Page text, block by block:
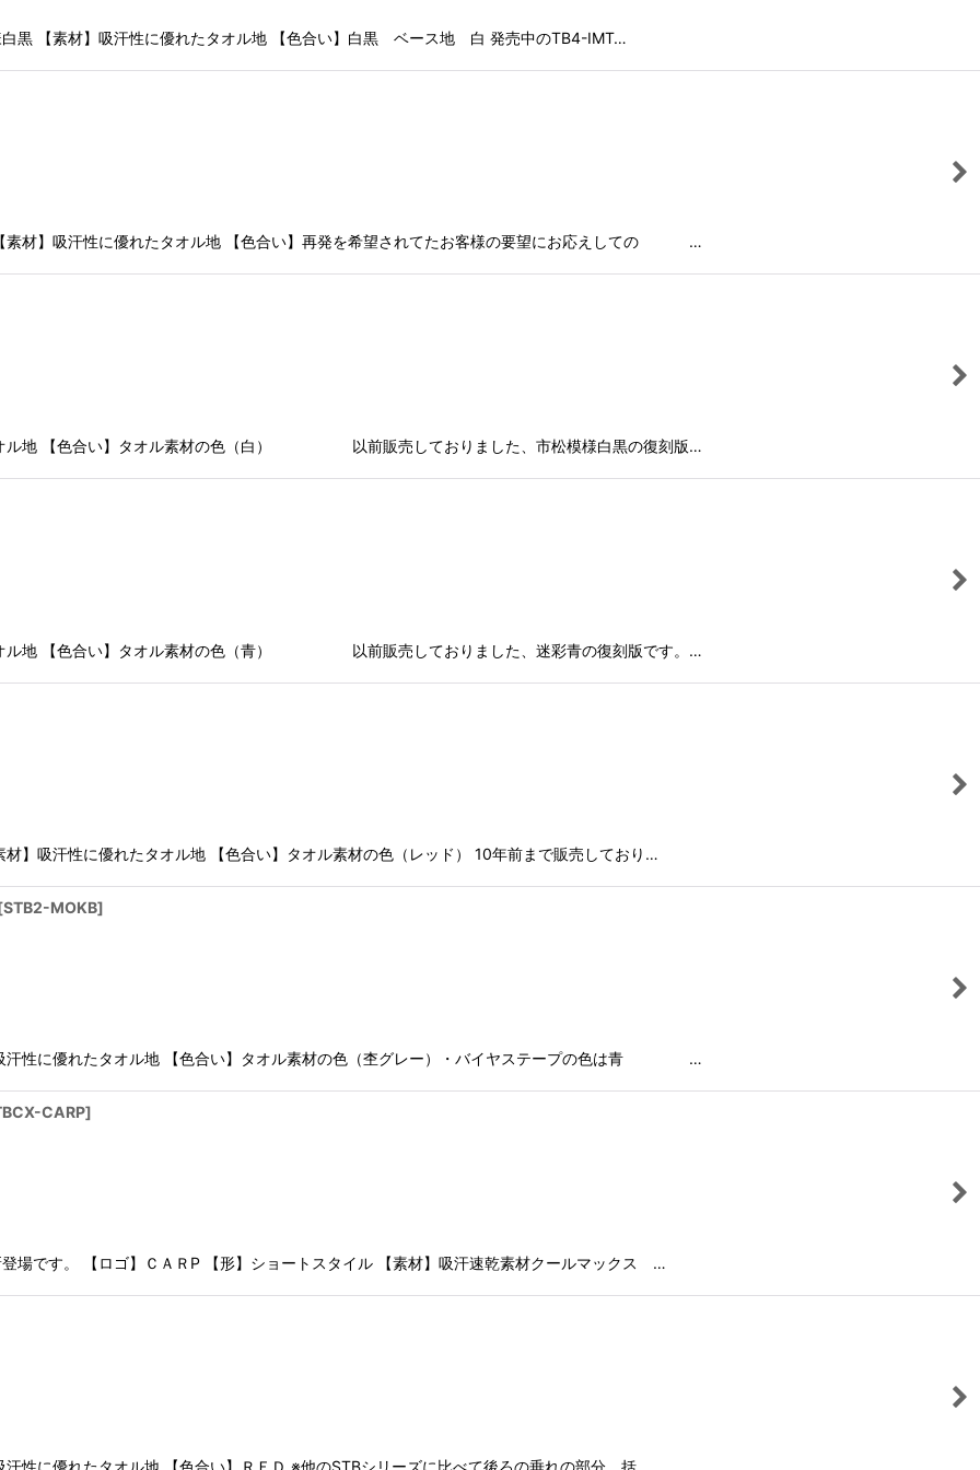
黒 【素材】吸汗性に優れたタオル地 【色合い】白黒 ベース地 白 発売中のTB4-IMT…
素材】吸汗性に優れたタオル地 【色合い】再発を希望されてたお客様の要望にお応えしての …
オル地 【色合い】タオル素材の色（白） 以前販売しておりました、市松模様白黒の復刻版…
オル地 【色合い】タオル素材の色（青） 以前販売しておりました、迷彩青の復刻版です。…
】吸汗性に優れたタオル地 【色合い】タオル素材の色（レッド） 10年前まで販売しており…
STB2-MOKB]
吸汗性に優れたタオル地 【色合い】タオル素材の色（杢グレー）・バイヤステープの色は青 …
CARP]
場です。 【ロゴ】ＣＡＲP 【形】ショートスタイル 【素材】吸汗速乾素材クールマックス …